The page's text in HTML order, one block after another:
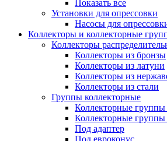
Показать все
Установки для опрессовки
Насосы для
Коллекторы и коллекторные
Коллекторы
Коллекторы из бронзы
Коллекторы из латуни
Коллекторы из
Коллекторы из стали
Группы коллекторные
Коллекторные группы
Коллекторные группы
Под адаптер
Под евроконус